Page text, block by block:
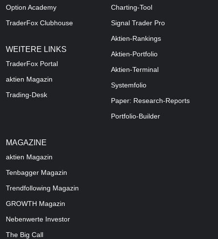
Option Academy
TraderFox Clubhouse
WEITERE LINKS
TraderFox Portal
aktien Magazin
Trading-Desk
Charting-Tool
Signal Trader Pro
Aktien-Rankings
Aktien-Portfolio
Aktien-Terminal
Systemfolio
Paper: Research-Reports
Portfolio-Builder
MAGAZINE
aktien Magazin
Tenbagger Magazin
Trendfollowing Magazin
GROWTH Magazin
Nebenwerte Investor
The Big Call